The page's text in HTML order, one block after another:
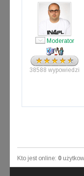
Moderator
38588 wypowiedzi
Kto jest online: 0